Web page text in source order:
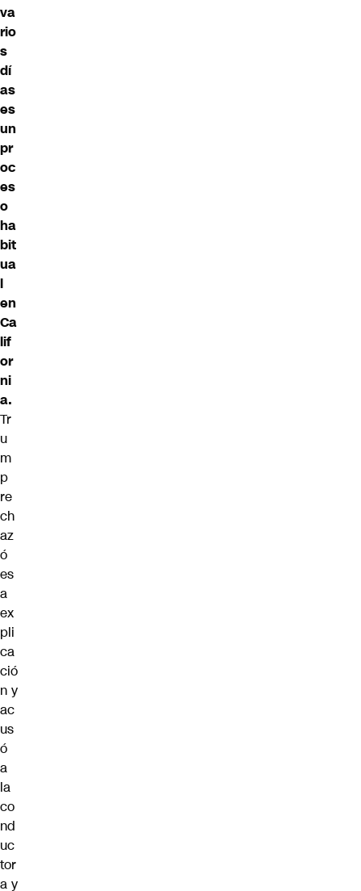
va
rio
s
dí
as
es
un
pr
oc
es
o
ha
bit
ua
l
en
Ca
lif
or
ni
a.
Tr
u
m
p
re
ch
az
ó
es
a
ex
pli
ca
ció
n y
ac
us
ó
a
la
co
nd
uc
tor
a y